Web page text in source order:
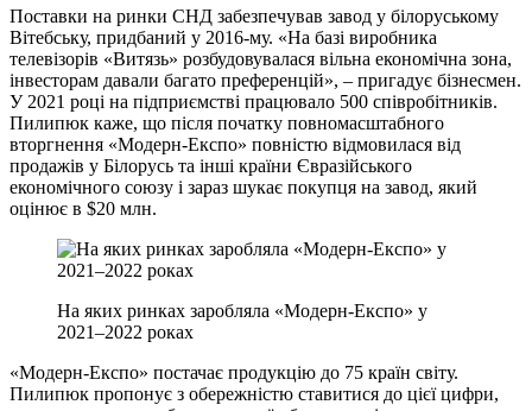
Поставки на ринки СНД забезпечував завод у білоруському
Вітебську, придбаний у 2016-му. «На базі виробника
телевізорів «Витязь» розбудовувалася вільна економічна зона,
інвесторам давали багато преференцій», – пригадує бізнесмен.
У 2021 році на підприємстві працювало 500 співробітників.
Пилипюк каже, що після початку повномасштабного
вторгнення «Модерн‑Експо» повністю відмовилася від
продажів у Білорусь та інші країни Євразійського
економічного союзу і зараз шукає покупця на завод, який
оцінює в $20 млн.
На яких ринках заробляла «Модерн‑Експо» у
2021–2022 роках
«Модерн‑Експо» постачає продукцію до 75 країн світу.
Пилипюк пропонує з обережністю ставитися до цієї цифри,